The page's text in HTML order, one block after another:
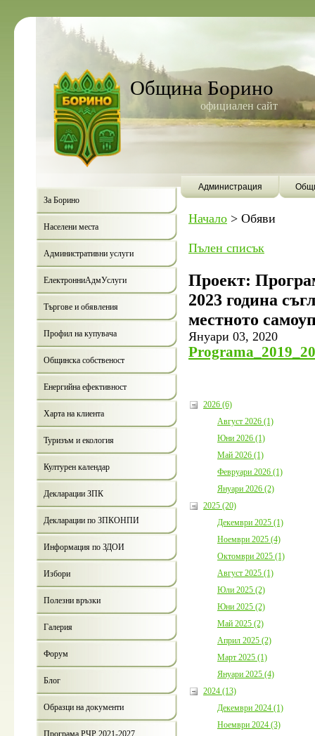
Община Борино
официален сайт
Администрация
За Борино
Населени места
Административни услуги
ЕлектронниАдмУслуги
Търгове и обявления
Профил на купувача
Общинска собственост
Енергийна ефективност
Харта на клиента
Туризъм и екология
Културен календар
Декларации ЗПК
Декларации по ЗПКОНПИ
Информация по ЗДОИ
Избори
Полезни връзки
Галерия
Форум
Блог
Образци на документи
Програма РЧР 2021-2027
Начало > Обяви
Пълен списък
Проект:
2023 година
местното
Януари 03, 2020
2026 (6)
Август 2026 (1)
Юни 2026 (1)
Май 2026 (1)
Февруари 2026 (1)
Януари 2026 (2)
2025 (20)
Декември 2025 (1)
Ноември 2025 (4)
Октомври 2025 (1)
Август 2025 (1)
Юли 2025 (2)
Юни 2025 (2)
Май 2025 (2)
Април 2025 (2)
Март 2025 (1)
Януари 2025 (4)
2024 (13)
Декември 2024 (1)
Ноември 2024 (3)